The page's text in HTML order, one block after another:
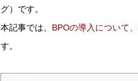
グ）です。
本記事では、 BPOの導入について
す。